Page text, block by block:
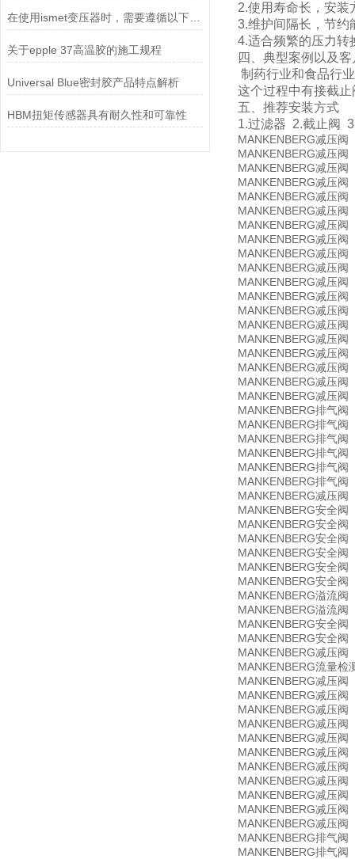
在使用ismet变压器时，需要遵循以下要求
关于epple 37高温胶的施工规程
Universal Blue密封胶产品特点解析
HBM扭矩传感器具有耐久性和可靠性
2.使用寿命长，安装
3.维护间隔长，节约
4.适合频繁的压力转
四、典型案例以及客
制药行业和食品行
这个过程中有接截
五、推荐安装方式
1.过滤器 2.截止阀
MANKENBERG减压阀
MANKENBERG减压阀
MANKENBERG减压阀
MANKENBERG减压阀
MANKENBERG减压阀
MANKENBERG减压阀
MANKENBERG减压阀
MANKENBERG减压阀
MANKENBERG减压阀
MANKENBERG减压阀
MANKENBERG减压阀
MANKENBERG减压阀
MANKENBERG减压阀
MANKENBERG减压阀
MANKENBERG减压阀
MANKENBERG减压阀
MANKENBERG减压阀
MANKENBERG减压阀
MANKENBERG减压阀
MANKENBERG排气阀
MANKENBERG排气阀
MANKENBERG排气阀
MANKENBERG排气阀
MANKENBERG排气阀
MANKENBERG排气阀
MANKENBERG减压阀
MANKENBERG安全阀
MANKENBERG安全阀
MANKENBERG安全阀
MANKENBERG安全阀
MANKENBERG安全阀
MANKENBERG安全阀
MANKENBERG溢流阀
MANKENBERG溢流阀
MANKENBERG安全阀
MANKENBERG安全阀
MANKENBERG减压阀
MANKENBERG流量检
MANKENBERG减压阀
MANKENBERG减压阀
MANKENBERG减压阀
MANKENBERG减压阀
MANKENBERG减压阀
MANKENBERG减压阀
MANKENBERG减压阀
MANKENBERG减压阀
MANKENBERG减压阀
MANKENBERG减压阀
MANKENBERG减压阀
MANKENBERG排气阀
MANKENBERG排气阀